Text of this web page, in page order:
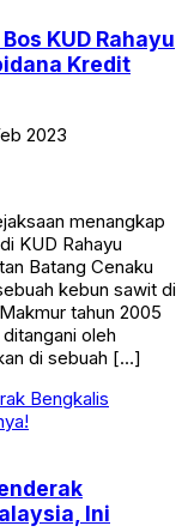
KUD Rahayu
Kredit
2023
menangkap
KUD Rahayu
Batang Cenaku
kebun sawit di
tahun 2005
oleh
di sebuah […]
Ini